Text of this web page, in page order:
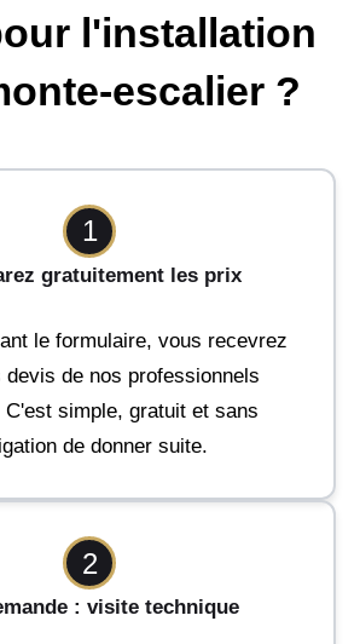
l'installation
escalier ?
1
gratuitement les prix
le formulaire, vous recevrez
devis de nos professionnels
simple, gratuit et sans
de donner suite.
2
: visite technique